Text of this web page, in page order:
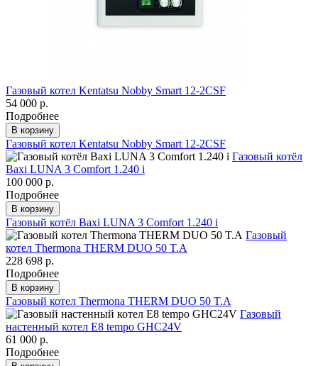
Газовый котел Kentatsu Nobby Smart 12-2CSF
54 000 р.
Подробнее
В корзину
Газовый котел Kentatsu Nobby Smart 12-2CSF
Газовый котёл
Baxi LUNA 3 Comfort 1.240 i
100 000 р.
Подробнее
В корзину
Газовый котёл Baxi LUNA 3 Comfort 1.240 i
Газовый
котел Thermona THERM DUO 50 T.A
228 698 р.
Подробнее
В корзину
Газовый котел Thermona THERM DUO 50 T.A
Газовый
настенный котел E8 tempo GHC24V
61 000 р.
Подробнее